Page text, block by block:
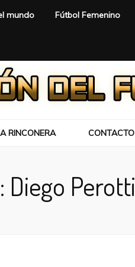
mundo Fútbol Femenino
RINCONERA CONTACTO
Diego Perotti